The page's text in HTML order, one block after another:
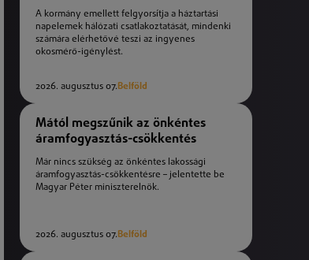
A kormány emellett felgyorsítja a háztartási
napelemek hálózati csatlakoztatását, mindenki
számára elérhetővé teszi az ingyenes
okosmérő-igénylést.
2026. augusztus 07.Belföld
Mától megszűnik az önkéntes
áramfogyasztás-csökkentés
Már nincs szükség az önkéntes lakossági
áramfogyasztás-csökkentésre – jelentette be
Magyar Péter miniszterelnök.
2026. augusztus 07.Belföld